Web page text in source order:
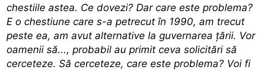
chestiile astea. Ce dovezi? Dar care este problema?
E o chestiune care s-a petrecut în 1990, am trecut
peste ea, am avut alternative la guvernarea ţării. Vor
oamenii să..., probabil au primit ceva solicitări să
cerceteze. Să cerceteze, care este problema? Voi fi